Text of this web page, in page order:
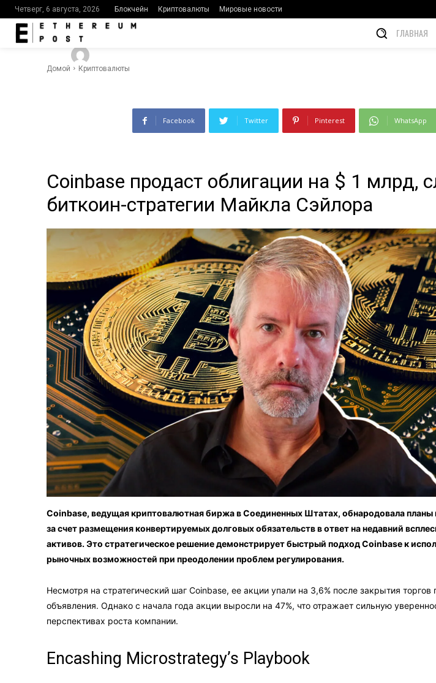
Четверг, 6 августа, 2026 Блокчейн Криптовалюты Мировые новости
ГЛАВНАЯ
Домой Криптовалюты
стратегии Майкла
Facebook Twitter Pinterest WhatsApp
Coinbase продаст облигации на $ 1 млрд,
биткоин-стратегии Майкла Сэйлора
Coinbase, ведущая криптовалютная биржа в Соединенных Штатах, обнародовала планы
за счет размещения конвертируемых долговых обязательств в ответ на недавний
активов.Это стратегическое решение демонстрирует быстрый подход Coinbase к
рыночных возможностей при преодолении проблем регулирования.
Несмотря на стратегический шаг Coinbase, ее акции упали на 3,6% после закрытия торгов
объявления. Однако с начала года акции выросли на 47%, что отражает сильную
перспективах роста компании.
Encashing Microstrategy’s Playbook